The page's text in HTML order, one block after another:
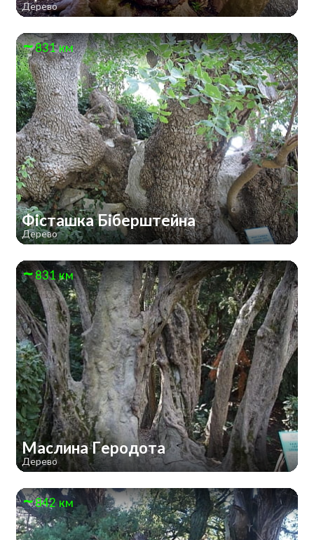
Дерево
831 км
Фісташка Біберштейна
Дерево
831 км
Маслина Геродота
Дерево
842 км